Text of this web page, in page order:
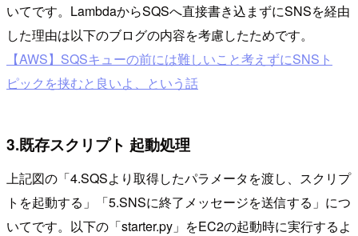
いてです。LambdaからSQSへ直接書き込まずにSNSを経由
した理由は以下のブログの内容を考慮したためです。
【AWS】SQSキューの前には難しいこと考えずにSNSト
ピックを挟むと良いよ、という話
3.既存スクリプト 起動処理
上記図の「4.SQSより取得したパラメータを渡し、スクリプ
トを起動する」「5.SNSに終了メッセージを送信する」につ
いてです。以下の「starter.py」をEC2の起動時に実行するよ